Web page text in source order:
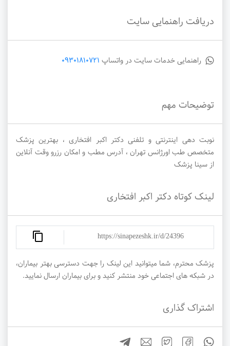
دریافت راهنمایی سایت
راهنمایی خدمات سایت در واتساپ 09301810721
توضیحات مهم
نوبت دهی اینترنتی و تلفنی دکتر اکبر افتخاری ، بهترین پزشک
متخصص طب اورژانس تهران ، آدرس مطب و امکان رزرو وقت آنلاین
از سینا پزشک
لینک کوتاه دکتر اکبر افتخاری
https://sinapezeshk.ir/d/24396
پزشک محترم، شما میتوانید این لینک را جهت دسترسی بهتر بیماران،
در شبکه های اجتماعی خود منتشر کنید و برای بیماران ارسال نمایید.
اشتراک گذاری